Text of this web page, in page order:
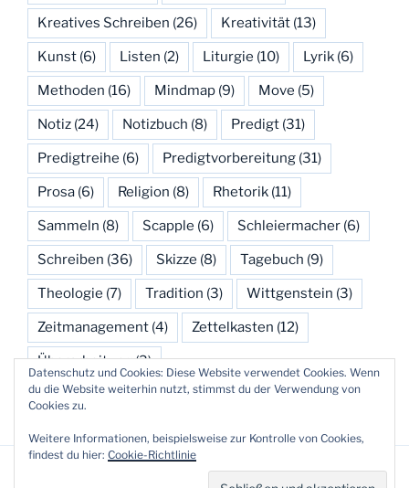
Kreatives Schreiben (26) Kreativität (13)
Kunst (6) Listen (2) Liturgie (10) Lyrik (6)
Methoden (16) Mindmap (9) Move (5)
Notiz (24) Notizbuch (8) Predigt (31)
Predigtreihe (6) Predigtvorbereitung (31)
Prosa (6) Religion (8) Rhetorik (11)
Sammeln (8) Scapple (6) Schleiermacher (6)
Schreiben (36) Skizze (8) Tagebuch (9)
Theologie (7) Tradition (3) Wittgenstein (3)
Zeitmanagement (4) Zettelkasten (12)
Überarbeitung(3)
Stolz präsentiert von WordPress
Datenschutz und Cookies: Diese Website verwendet Cookies. Wenn
du die Website weiterhin nutzt, stimmst du der Verwendung von
Cookies zu.
Weitere Informationen, beispielsweise zur Kontrolle von Cookies,
findest du hier: Cookie-Richtlinie